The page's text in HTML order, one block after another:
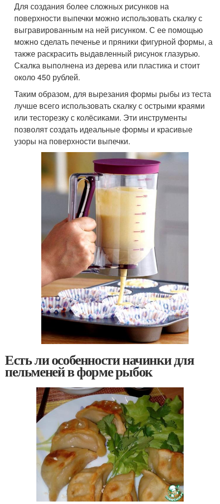
Для создания более сложных рисунков на
поверхности выпечки можно использовать скалку с
выгравированным на ней рисунком. С ее помощью
можно сделать печенье и пряники фигурной формы, а
также раскрасить выдавленный рисунок глазурью.
Скалка выполнена из дерева или пластика и стоит
около 450 рублей.
Таким образом, для вырезания формы рыбы из теста
лучше всего использовать скалку с острыми краями
или тесторезку с колёсиками. Эти инструменты
позволят создать идеальные формы и красивые
узоры на поверхности выпечки.
Есть ли особенности начинки для
пельменей в форме рыбок